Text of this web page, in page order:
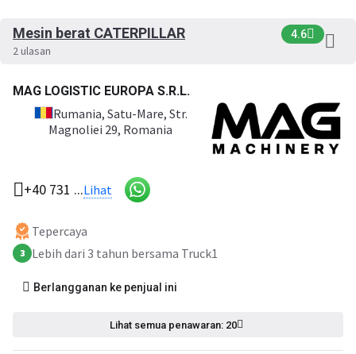
Mesin berat CATERPILLAR 4.6
2 ulasan
MAG LOGISTIC EUROPA S.R.L.
Rumania, Satu-Mare, Str.
Magnoliei 29, Romania
+40 731 ...Lihat
Tepercaya
3 Lebih dari 3 tahun bersama Truck1
Berlangganan ke penjual ini
Lihat semua penawaran: 20